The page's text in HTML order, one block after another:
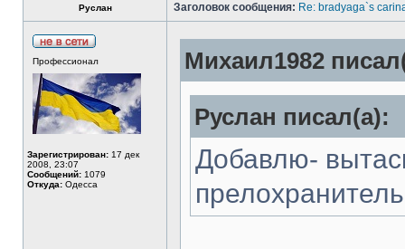
Руслан Заголовок сообщения: Re: bradyaga`s
Профессионал
Зарегистрирован: 17 дек
2008, 23:07
Сообщений: 1079
Откуда: Одесса
Михаил1982
Руслан писал(а):
Добавлю-